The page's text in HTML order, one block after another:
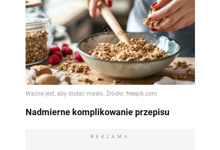
Nadmierne komplikowanie przepisu
REKLAMA